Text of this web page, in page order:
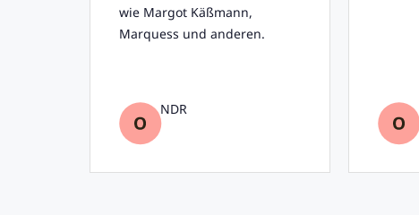
wie Margot Käßmann,
Marquess und anderen.
NDR